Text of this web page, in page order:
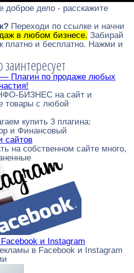
доброе дело - расскажите
Переходи по ссылке и начни
в любом бизнесе. Забирай
платно и бесплатно. Нажми и
заинтересует
Плагин по продаже любых
БИЗНЕС на сайт и
товары с любой
купить 3 плагина:
и Финансовый
сайтов
на собственном сайте много,
и Instagram
в Facebook и Instagram